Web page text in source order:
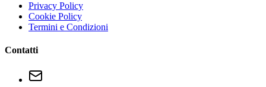
Privacy Policy
Cookie Policy
Termini e Condizioni
Contatti